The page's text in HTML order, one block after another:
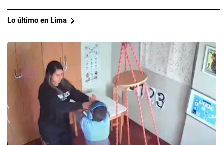
Lo último en Lima